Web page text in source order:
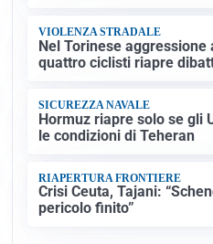
VIOLENZA STRADALE
Nel Torinese
quattro ciclisti riapre
SICUREZZA NAVALE
Hormuz riapre solo se gli
le condizioni di Teheran
RIAPERTURA FRONTIERE
Crisi Ceuta, Tajani:
pericolo finito”